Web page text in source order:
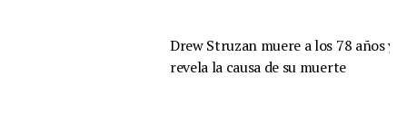
Drew Struzan muere a los 78 años y
revela la causa de su muerte